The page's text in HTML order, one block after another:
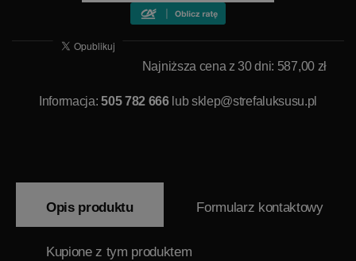
Najniższa cena z 30 dni: 587,00 zł
Informacja:505 782 666lubsklep@strefaluksusu.pl
Opis produktu Formularz kontaktowy
Kupione z tym produktem